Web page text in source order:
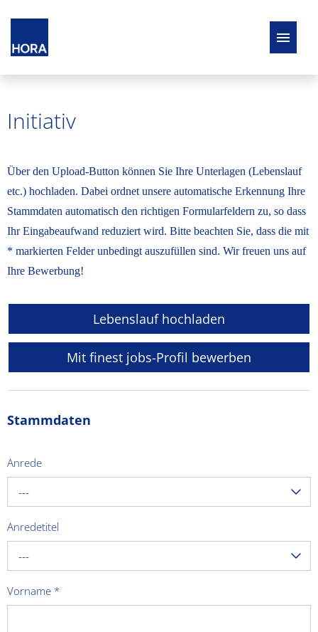
ARBEITEN BEI HORA
BENEFITS
AUSBILDUNG UND STUDIUM
Initiativ
Über den Upload-Button können Sie Ihre Unterlagen (Lebenslauf
etc.) hochladen. Dabei ordnet unsere automatische Erkennung Ihre
Stammdaten automatisch den richtigen Formularfeldern zu, so dass
Ihr Eingabeaufwand reduziert wird. Bitte beachten Sie, dass die mit
* markierten Felder unbedingt auszufüllen sind. Wir freuen uns auf
Ihre Bewerbung!
Lebenslauf hochladen
Mit finest jobs-Profil bewerben
Stammdaten
Anrede
---
Anredetitel
---
Vorname *